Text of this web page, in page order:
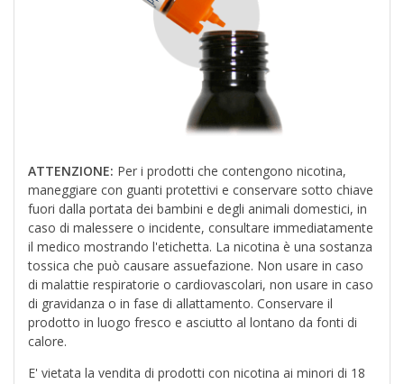
ATTENZIONE: Per i prodotti che contengono nicotina,
maneggiare con guanti protettivi e conservare sotto chiave
fuori dalla portata dei bambini e degli animali domestici, in
caso di malessere o incidente, consultare immediatamente
il medico mostrando l'etichetta. La nicotina è una sostanza
tossica che può causare assuefazione. Non usare in caso
di malattie respiratorie o cardiovascolari, non usare in caso
di gravidanza o in fase di allattamento. Conservare il
prodotto in luogo fresco e asciutto al lontano da fonti di
calore.
E' vietata la vendita di prodotti con nicotina ai minori di 18